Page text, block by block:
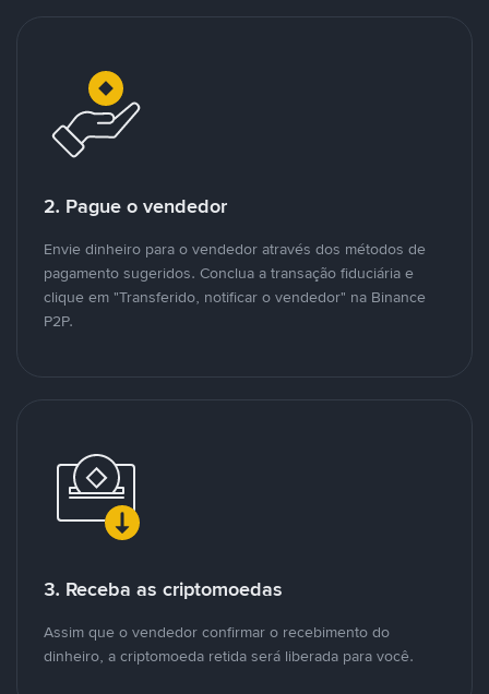
2. Pague o vendedor
Envie dinheiro para o vendedor através dos métodos de
pagamento sugeridos. Conclua a transação fiduciária e
clique em "Transferido, notificar o vendedor" na Binance
P2P.
3. Receba as criptomoedas
Assim que o vendedor confirmar o recebimento do
dinheiro, a criptomoeda retida será liberada para você.